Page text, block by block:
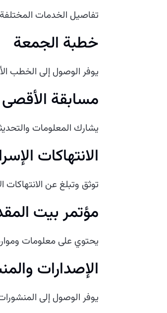
تفاصيل الخدمات المختلفة
خطبة الجمعة
يوفر الوصول إلى الخطب
مسابقة الأقصى
يشارك المعلومات
الانتهاكات
توثق وتبلغ عن الانتهاكات
مؤتمر بيت
يحتوي على معلومات
الإصدارات
يوفر الوصول إلى المنشورات